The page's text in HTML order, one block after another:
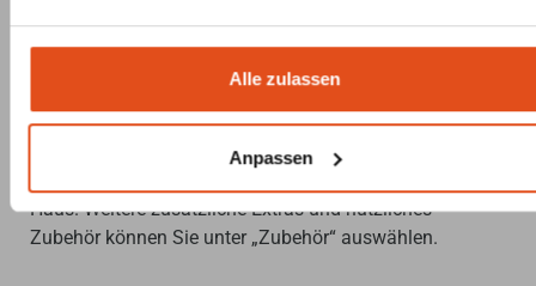
Alle zulassen
Anpassen
und Feinstaubvorgaben (Österreich, Schweiz und
BImSchV 2. Stufe) und hat eine Garantie von 5 Jahren.
Der Basispreis gilt für die Standardausführung inkl.
Haus. Weitere zusätzliche Extras und nützliches
Zubehör können Sie unter „Zubehör“ auswählen.